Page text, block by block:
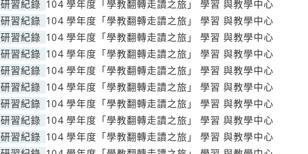
研習紀錄 104 學年度「學教翻轉走讀之旅」 學習 與教學中心
研習紀錄 104 學年度「學教翻轉走讀之旅」 學習 與教學中心
研習紀錄 104 學年度「學教翻轉走讀之旅」 學習 與教學中心
研習紀錄 104 學年度「學教翻轉走讀之旅」 學習 與教學中心
研習紀錄 104 學年度「學教翻轉走讀之旅」 學習 與教學中心
研習紀錄 104 學年度「學教翻轉走讀之旅」 學習 與教學中心
研習紀錄 104 學年度「學教翻轉走讀之旅」 學習 與教學中心
研習紀錄 104 學年度「學教翻轉走讀之旅」 學習 與教學中心
研習紀錄 104 學年度「學教翻轉走讀之旅」 學習 與教學中心